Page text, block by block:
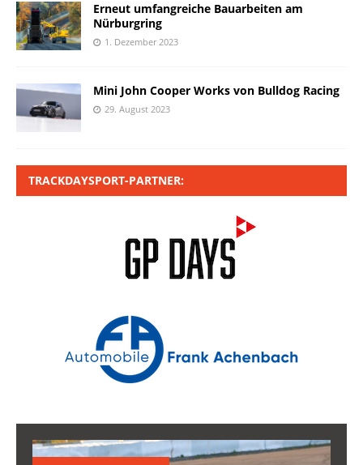
Erneut umfangreiche Bauarbeiten am
Nürburgring
1. Dezember 2023
Mini John Cooper Works von Bulldog Racing
29. August 2023
TRACKDAYSPORT-PARTNER: